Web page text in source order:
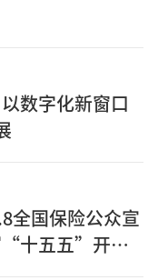
数字化新窗口
全国保险公众宣
“十五五”开局